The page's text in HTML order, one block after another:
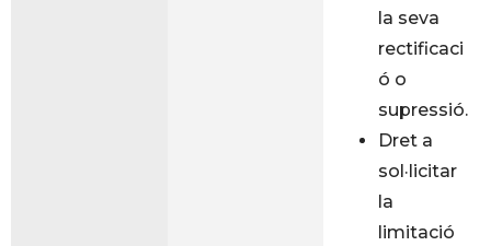
la seva
rectificaci
ó o
supressió.
Dret a
sol·licitar
la
limitació